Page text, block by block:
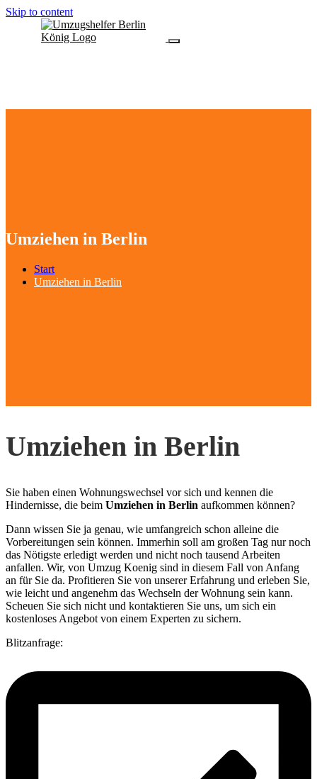
Skip to content
Umziehen in Berlin
Start
Umziehen in Berlin
Umziehen in Berlin
Sie haben einen Wohnungswechsel vor sich und kennen die
Hindernisse, die beim Umziehen in Berlin aufkommen können?
Dann wissen Sie ja genau, wie umfangreich schon alleine die
Vorbereitungen sein können. Immerhin soll am großen Tag nur noch
das Nötigste erledigt werden und nicht noch tausend Arbeiten
anfallen. Wir, von Umzug Koenig sind in diesem Fall von Anfang
an für Sie da. Profitieren Sie von unserer Erfahrung und erleben Sie,
wie leicht und angenehm das Wechseln der Wohnung sein kann.
Scheuen Sie sich nicht und kontaktieren Sie uns, um sich ein
kostenloses Angebot von einem Experten zu sichern.
Blitzanfrage: